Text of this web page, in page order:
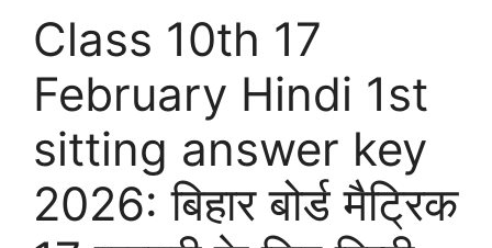
Class 10th 17
February Hindi 1st
sitting answer key
2026: बिहार बोर्ड मैट्रिक